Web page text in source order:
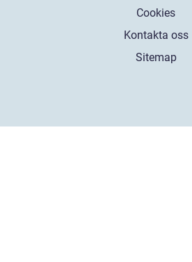
Cookies
Kontakta oss
Sitemap